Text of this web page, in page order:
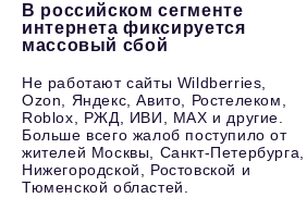
В российском сегменте
интернета фиксируется
массовый сбой
Не работают сайты Wildberries,
Ozon, Яндекс, Авито, Ростелеком,
Roblox, РЖД, ИВИ, MAX и другие.
Больше всего жалоб поступило от
жителей Москвы, Санкт-Петербурга,
Нижегородской, Ростовской и
Тюменской областей.